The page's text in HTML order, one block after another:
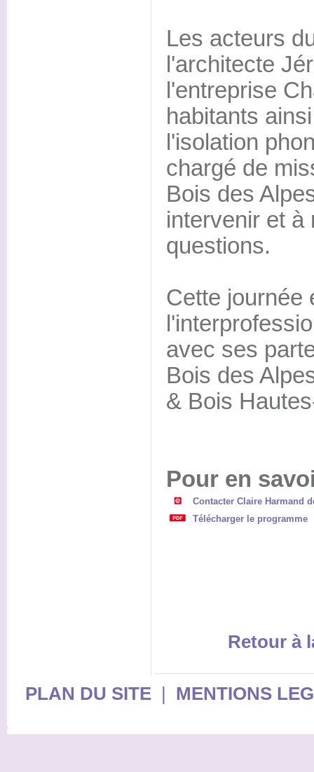
Les acteurs
l'architecte
l'entreprise
habitants
l'isolation
chargé de
Bois des
intervenir et à
questions.
Cette journée
avec ses
Bois des
& Bois
Pour en
Contacter Claire Harmand
Télécharger le programme
Retour à
PLAN DU SITE| MENTIONS